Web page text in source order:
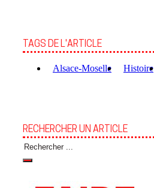
TAGS DE L'ARTICLE
Alsace-Moselle Histoire
RECHERCHER UN ARTICLE
Rechercher